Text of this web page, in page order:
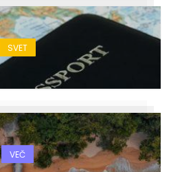
SVET
VEČ